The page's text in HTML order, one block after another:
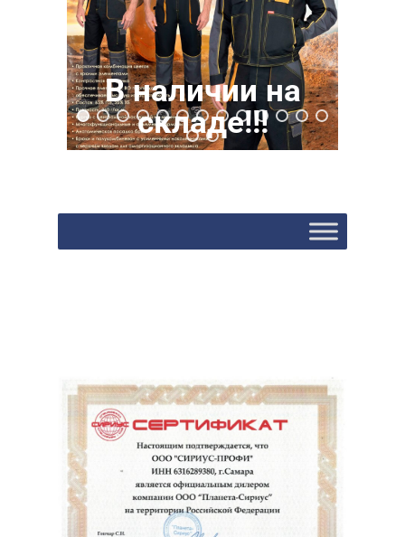
В наличии на
складе!!!